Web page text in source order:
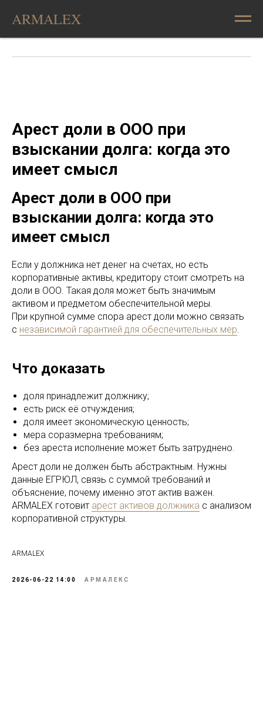
ARMALEX
Арест доли в ООО при
взыскании долга: когда это
имеет смысл
Арест доли в ООО при
взыскании долга: когда это
имеет смысл
Если у должника нет денег на счетах, но есть
корпоративные активы, кредитору стоит смотреть на
доли в ООО. Такая доля может быть значимым
активом и предметом обеспечительной меры.
При крупной сумме спора арест доли можно связать
с независимой гарантией для обеспечительных мер.
Что доказать
доля принадлежит должнику;
есть риск её отчуждения;
доля имеет экономическую ценность;
мера соразмерна требованиям;
без ареста исполнение может быть затруднено.
Арест доли не должен быть абстрактным. Нужны
данные ЕГРЮЛ, связь с суммой требований и
объяснение, почему именно этот актив важен.
ARMALEX готовит арест активов должника с анализом
корпоративной структуры.
ARMALEX
2026-06-22 14:00 АРМАЛЕКС